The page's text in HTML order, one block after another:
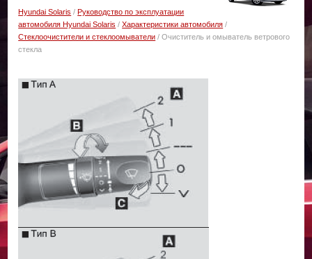
Hyundai Solaris /Руководство по эксплуатации
автомобиля Hyundai Solaris /Характеристики автомобиля /
Стеклоочистители и стеклоомыватели / Очиститель и омыватель ветрового
стекла